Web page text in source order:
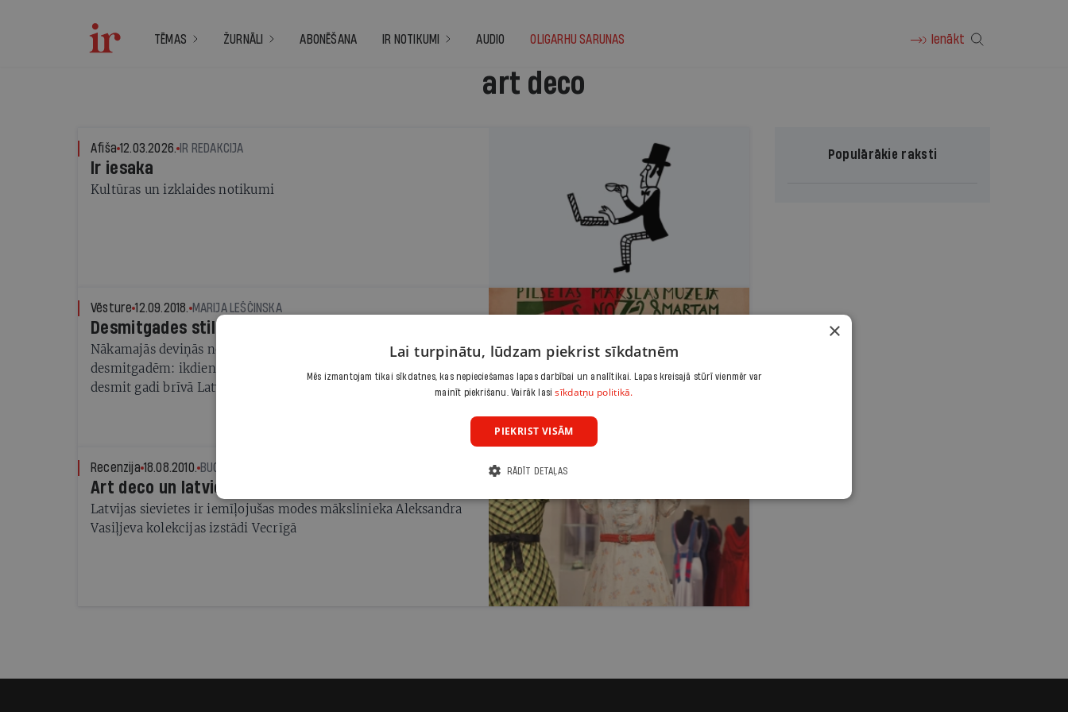
TĒMAS ŽURNĀLI ABONĒŠANA IR NOTIKUMI AUDIO OLIGARHU SARUNAS Ienākt
art deco
Afiša 12.03.2026. IR REDAKCIJA
Ir iesaka
Kultūras un izklaides notikumi
Vēsture 12.09.2018. MARIJA LEŠČINSKA
Desmitgades stils. 1920—1929
Nākamajās deviņās nedēļās — par dzīvi katrā no mūsu valsts
desmitgadēm: ikdiena, kultūra, mode un paradumi. Pirmie
desmit gadi brīvā Latvijā aizrit, būvējot jaunās valsts pamatus —
Recenzija 18.08.2010. BUGS
Art deco un latvietis praktiskais
Latvijas sievietes ir iemīļojušas modes mākslinieka Aleksandra
Vasiļjeva kolekcijas izstādi Vecrīgā
Populārākie raksti
×
Lai turpinātu, lūdzam piekrist sīkdatnēm
Mēs izmantojam tikai sīkdatnes, kas nepieciešamas lapas darbībai un analītikai. Lapas kreisajā stūrī vienmēr var
mainīt piekrišanu. Vairāk lasisīkdatņu politikā.
PIEKRIST VISĀM
RĀDĪT DETAĻAS